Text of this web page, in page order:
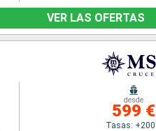
VER LAS OFERTAS
desde
599 €
Tasas: